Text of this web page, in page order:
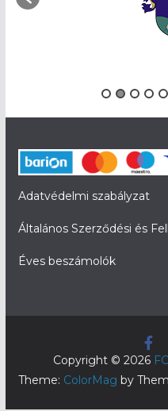
Adatvédelmi szabályzat
Általános Szerződési és
Éves beszámolók
Copyright © 2026
Theme: ColorMag by